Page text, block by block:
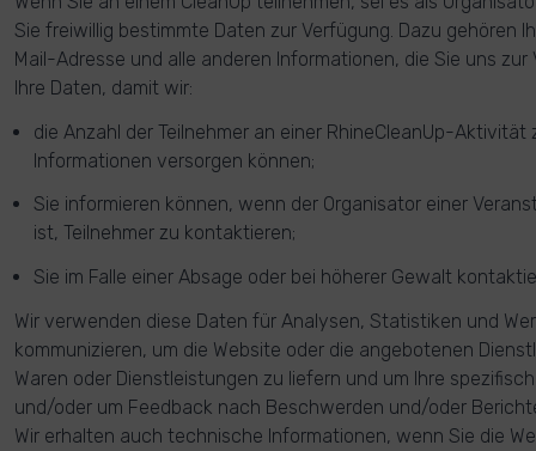
Sie freiwillig bestimmte Daten zur Verfügung. Dazu gehören
Mail-Adresse und alle anderen Informationen, die Sie uns zur
Ihre Daten, damit wir:
die Anzahl der Teilnehmer an einer RhineCleanUp-Aktivität
Informationen versorgen können;
Sie informieren können, wenn der Organisator einer
ist, Teilnehmer zu kontaktieren;
Sie im Falle einer Absage oder bei höherer Gewalt
Wir verwenden diese Daten für Analysen, Statistiken und
kommunizieren, um die Website oder die angebotenen
Waren oder Dienstleistungen zu liefern und um Ihre
und/oder um Feedback nach Beschwerden und/oder
Wir erhalten auch technische Informationen, wenn Sie die